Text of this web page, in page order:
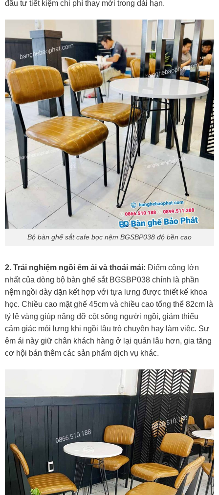
đầu tư tiết kiệm chi phí thay mới trong dài hạn.
Bộ bàn ghế sắt cafe bọc nệm BGSBP038 độ bền cao
2. Trải nghiệm ngồi êm ái và thoải mái: Điểm cộng lớn
nhất của dòng bộ bàn ghế sắt BGSBP038 chính là phần
nệm ngồi dày dặn kết hợp với tựa lưng được thiết kế khoa
học. Chiều cao mặt ghế 45cm và chiều cao tổng thể 82cm là
tỷ lệ vàng giúp nâng đỡ cột sống người ngồi, giảm thiểu
cảm giác mỏi lưng khi ngồi lâu trò chuyện hay làm việc. Sự
êm ái này giữ chân khách hàng ở lại quán lâu hơn, gia tăng
cơ hội bán thêm các sản phẩm dịch vụ khác.